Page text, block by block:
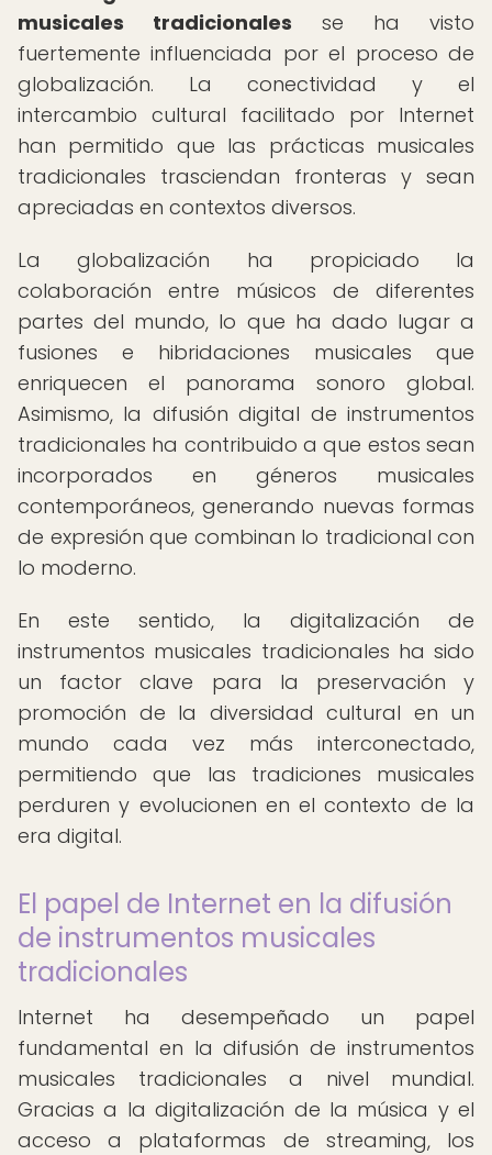
musicales tradicionales se ha visto
fuertemente influenciada por el proceso de
globalización. La conectividad y el
intercambio cultural facilitado por Internet
han permitido que las prácticas musicales
tradicionales trasciendan fronteras y sean
apreciadas en contextos diversos.
La globalización ha propiciado la
colaboración entre músicos de diferentes
partes del mundo, lo que ha dado lugar a
fusiones e hibridaciones musicales que
enriquecen el panorama sonoro global.
Asimismo, la difusión digital de instrumentos
tradicionales ha contribuido a que estos sean
incorporados en géneros musicales
contemporáneos, generando nuevas formas
de expresión que combinan lo tradicional con
lo moderno.
En este sentido, la digitalización de
instrumentos musicales tradicionales ha sido
un factor clave para la preservación y
promoción de la diversidad cultural en un
mundo cada vez más interconectado,
permitiendo que las tradiciones musicales
perduren y evolucionen en el contexto de la
era digital.
El papel de Internet en la difusión
de instrumentos musicales
tradicionales
Internet ha desempeñado un papel
fundamental en la difusión de instrumentos
musicales tradicionales a nivel mundial.
Gracias a la digitalización de la música y el
acceso a plataformas de streaming, los